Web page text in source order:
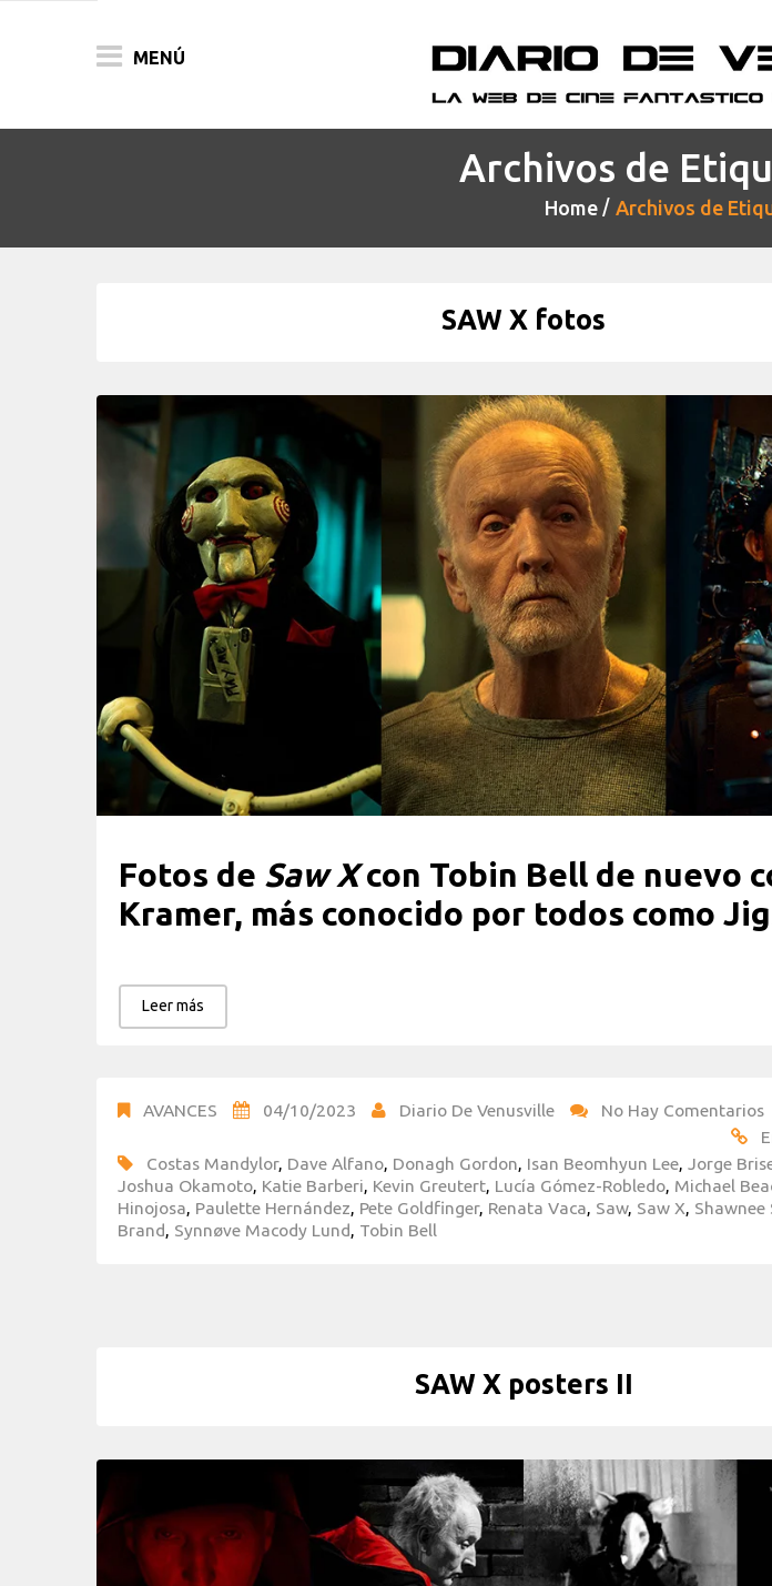
MENÚ
Archivos de
Home Archivos de
SAW X fotos
Fotos de Saw Xcon Tobin Bell de nuevo
Kramer, más conocido por todos como
Leer más
AVANCES 04/10/2023 Diario De Venusville
No Hay Comentarios
Costas Mandylor, Dave Alfano, Donagh Gordon, Isan Beomhyun Lee, Jorge
Joshua Okamoto, Katie Barberi, Kevin Greutert, Lucía Gómez-Robledo, Michael
Hinojosa, Paulette Hernández, Pete Goldfinger, Renata Vaca, Saw, Saw X, Shawnee
Brand, Synnøve Macody Lund, Tobin Bell
SAW X posters II